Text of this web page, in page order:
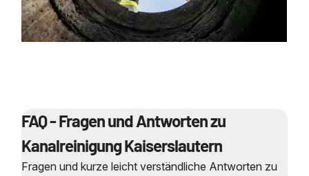
FAQ - Fragen und Antworten zu
Kanalreinigung Kaiserslautern
Fragen und kurze leicht verständliche Antworten zu